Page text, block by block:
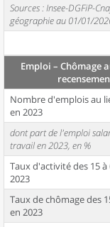
Sources : Insee-DGFiP-
géographie au 01/01/
Emploi – Chômage
Nombre d'emplois au
en 2023
dont part de l'emploi
travail en 2023, en %
Taux d'activité des 15 à
2023
Taux de chômage des
en 2023